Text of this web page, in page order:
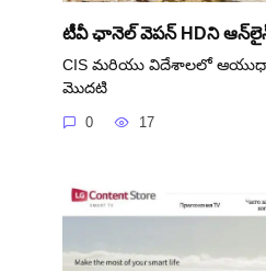
టీవీ ఛానెల్ వెపన్ HDని
CIS మరియు విదేశాలలో
మొదటి
0 17